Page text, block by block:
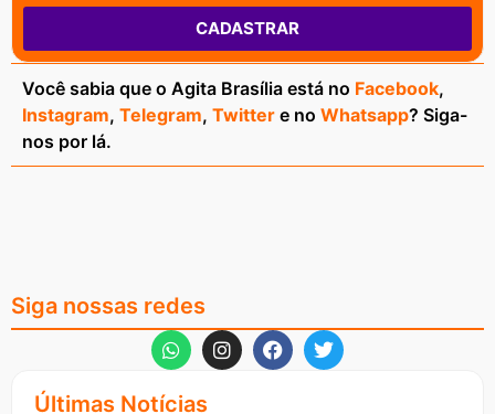
CADASTRAR
Você sabia que o Agita Brasília está no Facebook,
Instagram, Telegram, Twitter e no Whatsapp? Siga-
nos por lá.
Siga nossas redes
Últimas Notícias